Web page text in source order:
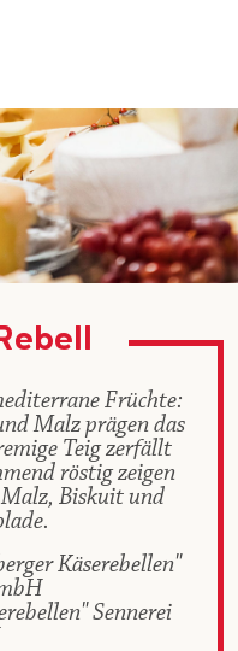
Früchte:
Malz prägen das
Teig zerfällt
röstig zeigen
Biskuit und
Käserebellen"
Sennerei